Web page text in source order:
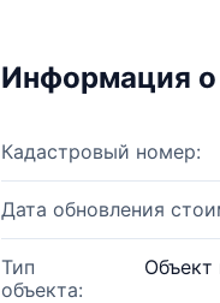
Информация
Кадастровый номер:
Дата обновления
Тип
объекта:
Объект